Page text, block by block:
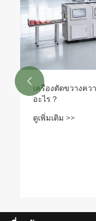
เครื่องตัดขวางค
อะไร？
ดูเพิ่มเติม >>
